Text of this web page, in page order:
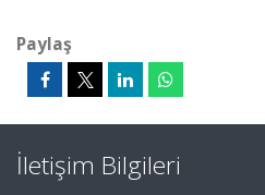
Paylaş
İletişim Bilgileri